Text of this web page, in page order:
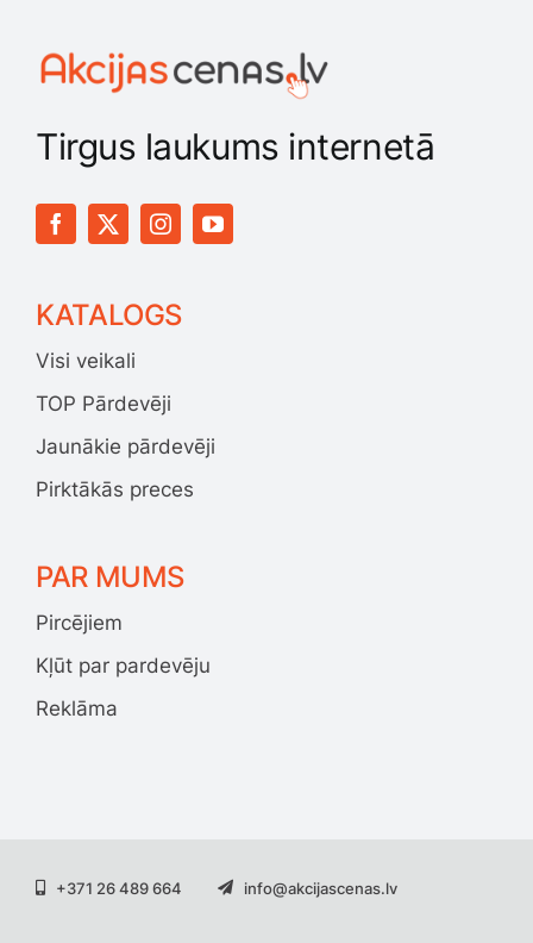
Tirgus laukums internetā
KATALOGS
Visi veikali
TOP Pārdevēji
Jaunākie pārdevēji
Pirktākās preces
PAR MUMS
Pircējiem
Kļūt par pardevēju
Reklāma
+371 26 489 664 info@akcijascenas.lv